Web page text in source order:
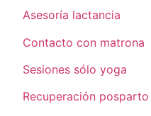
Asesoría lactancia
Contacto con matrona
Sesiones sólo yoga
Recuperación posparto